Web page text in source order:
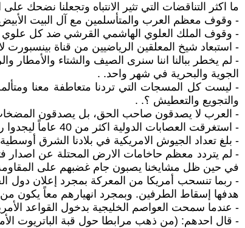
ما اكثر التناقضات التي تثير الانتباه وتجعلنا نضحك
- وقوف معظم العرب والمتأسلمين مع آل البيت
- وقوف الملك العلوي الهاشمي القرشي ضد كل
- استبعاد شيخ المعلقين الرياضيين من قناة بينسبورت
- لم يخطر ببالنا اننا سنرى الصيف والشتاء
الجوية والبحرية في شهر واحد. .
- ليست كل المسجات التي تردنا متعاطفة معنا
والتجويع والتعطيش ؟. .
- العرب لا يصدقون صاحب الحق، بل يصدقون المضخات
- استغرقت العصابات الدولية اكثر من 40 عاماً ليجدوا رئيساً أمريكياً غبياً بما يكفي لجر الولايات المتحدة إلى حروب عبثية تنتهك الأعراف والقوانين وتغير خارطة الشرق الأوسط. .
- بلغ تعداد الجيوش الامريكية في بلادنا الشرق
- لم يتردد معظم حاخامات الارض المحتلة عن اصدار
في حين ظل مشايخنا يصبون جام غضبهم على
- ربما تنسحب أمريكا من المعركة بمجرد إعلان دول
هدفها إسقاط الطرفين. وبمجرد انهيارهم معاً يكون
- عندما سمحت العواصم الخليجية بدخول القواعد
- قال احدهم: (من ذهب مرابطا حول قبة الباتريوت